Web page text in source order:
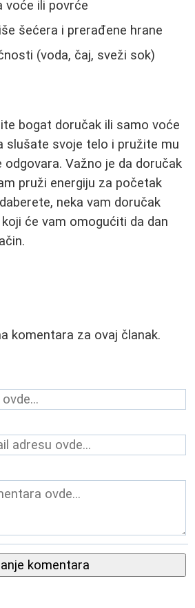
voće ili povrće
šećera i prerađene hrane
(voda, čaj, sveži sok)
bogat doručak ili samo voće
slušate svoje telo i pružite mu
Važno je da doručak
pruži energiju za početak
neka vam doručak
će vam omogućiti da dan
komentara za ovaj članak.
komentara